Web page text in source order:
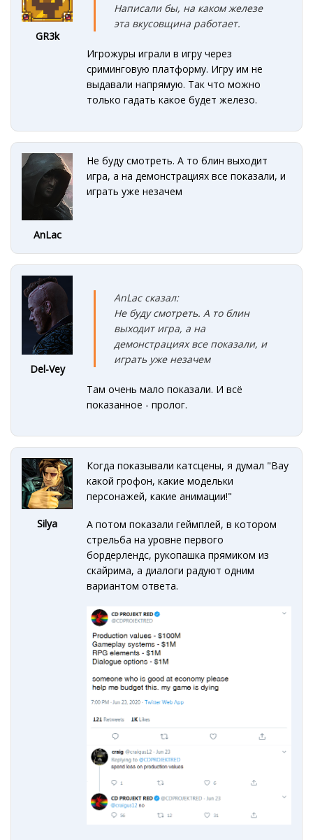
GR3k
Написали бы, на каком железе
эта вкусовщина работает.
Игрожуры играли в игру через
сриминговую платформу. Игру им не
выдавали напрямую. Так что можно
только гадать какое будет железо.
AnLac
Не буду смотреть. А то блин выходит
игра, а на демонстрациях все показали, и
играть уже незачем
Del-Vey
AnLac сказал:
Не буду смотреть. А то блин
выходит игра, а на
демонстрациях все показали, и
играть уже незачем
Там очень мало показали. И всё
показанное - пролог.
Silya
Когда показывали катсцены, я думал "Вау
какой грофон, какие модельки
персонажей, какие анимации!"
А потом показали геймплей, в котором
стрельба на уровне первого
бордерлендс, рукопашка прямиком из
скайрима, а диалоги радуют одним
вариантом ответа.